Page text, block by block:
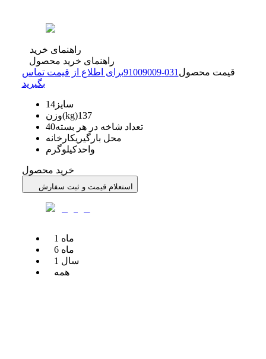
راهنمای خرید
راهنمای خرید محصول
قیمت محصول
031
-
91009009برای اطلاع از قیمت تماس
بگیرید
سایز14
وزن(kg)137
تعداد شاخه در هر بسته40
محل بارگیریکارخانه
واحدکیلوگرم
خرید محصول
استعلام قیمت و ثبت سفارش
1 ماه
6 ماه
1 سال
همه